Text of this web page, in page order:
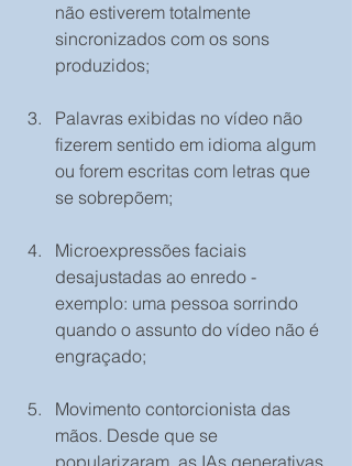
não estiverem totalmente
sincronizados com os sons
produzidos;
Palavras exibidas no vídeo não
fizerem sentido em idioma algum
ou forem escritas com letras que
se sobrepõem;
Microexpressões faciais
desajustadas ao enredo -
exemplo: uma pessoa sorrindo
quando o assunto do vídeo não é
engraçado;
Movimento contorcionista das
mãos. Desde que se